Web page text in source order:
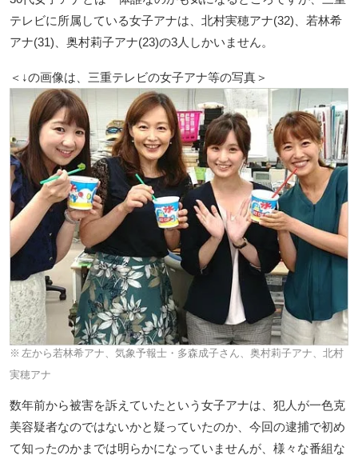
テレビに所属している女子アナは、北村実穂アナ(32)、若林希
アナ(31)、奥村莉子アナ(23)の3人しかいません。
＜↓の画像は、三重テレビの女子アナ等の写真＞
左から若林希アナ、気象予報士・多森成子さん、奥村莉子アナ、北村
実穂アナ
数年前から被害を訴えていたという女子アナは、犯人が一色克
美容疑者なのではないかと疑っていたのか、今回の逮捕で初め
て知ったのかまでは明らかになっていませんが、様々な番組な